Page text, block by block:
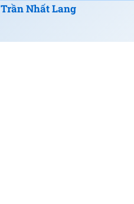
Trần Nhất Lang